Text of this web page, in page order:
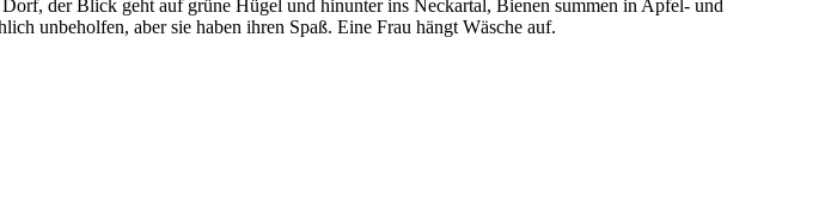
der Blick geht auf grüne Hügel und hinunter ins Neckartal, Bienen summen in Apfel- und
unbeholfen, aber sie haben ihren Spaß. Eine Frau hängt Wäsche auf.